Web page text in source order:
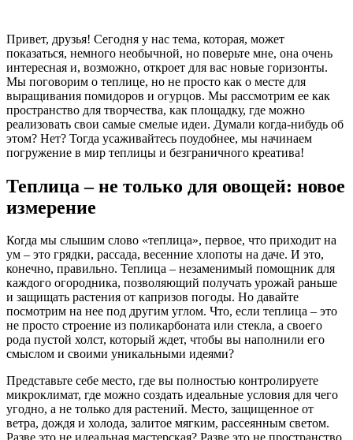
Привет, друзья! Сегодня у нас тема, которая, может
показаться, немного необычной, но поверьте мне, она очень
интересная и, возможно, откроет для вас новые горизонты.
Мы поговорим о теплице, но не просто как о месте для
выращивания помидоров и огурцов. Мы рассмотрим ее как
пространство для творчества, как площадку, где можно
реализовать свои самые смелые идеи. Думали когда-нибудь об
этом? Нет? Тогда усаживайтесь поудобнее, мы начинаем
погружение в мир теплицы и безграничного креатива!
Теплица – не только для овощей: новое
измерение
Когда мы слышим слово «теплица», первое, что приходит на
ум – это грядки, рассада, весенние хлопоты на даче. И это,
конечно, правильно. Теплица – незаменимый помощник для
каждого огородника, позволяющий получать урожай раньше
и защищать растения от капризов погоды. Но давайте
посмотрим на нее под другим углом. Что, если теплица – это
не просто строение из поликарбоната или стекла, а своего
рода пустой холст, который ждет, чтобы вы наполнили его
смыслом и своими уникальными идеями?
Представьте себе место, где вы полностью контролируете
микроклимат, где можно создать идеальные условия для чего
угодно, а не только для растений. Место, защищенное от
ветра, дождя и холода, залитое мягким, рассеянным светом.